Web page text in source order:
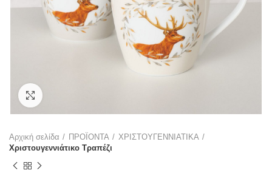
Αρχική σελίδα ΠΡΟΪΟΝΤΑ
ΧΡΙΣΤΟΥΓΕΝΝΙΑΤΙΚΑ
Χριστουγεννιάτικο Τραπέζι